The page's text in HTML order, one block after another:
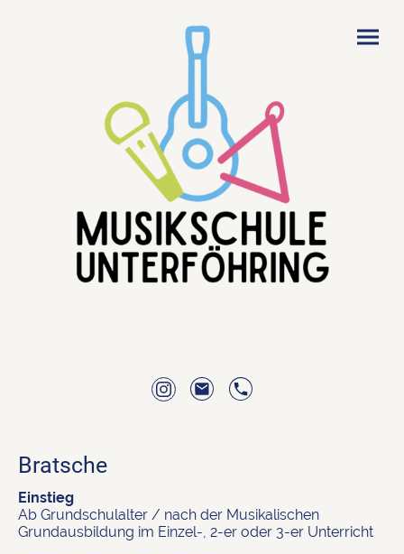
Bratsche
Einstieg
Ab Grundschulalter / nach der Musikalischen
Grundausbildung im Einzel-, 2-er oder 3-er Unterricht